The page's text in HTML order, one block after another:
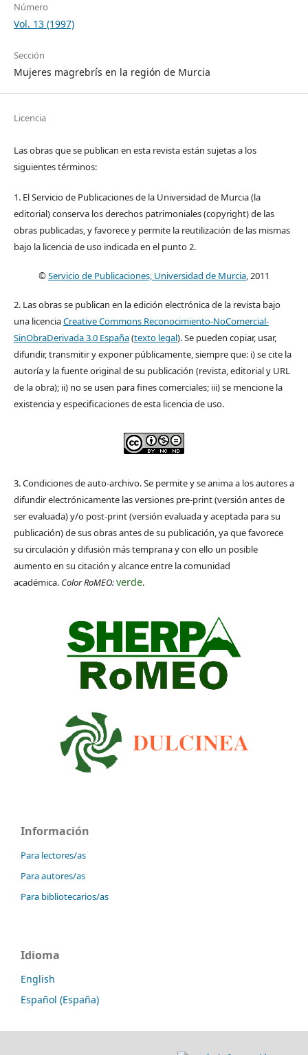
Número
Vol. 13 (1997)
Sección
Mujeres magrebrís en la región de Murcia
Licencia
Las obras que se publican en esta revista están sujetas a los
siguientes términos:
1. El Servicio de Publicaciones de la Universidad de Murcia (la
editorial) conserva los derechos patrimoniales (copyright) de las
obras publicadas, y favorece y permite la reutilización de las mismas
bajo la licencia de uso indicada en el punto 2.
©Servicio de Publicaciones, Universidad de Murcia, 2011
2. Las obras se publican en la edición electrónica de la revista bajo
una licenciaCreative Commons Reconocimiento-NoComercial-
SinObraDerivada 3.0 España(texto legal). Se pueden copiar, usar,
difundir, transmitir y exponer públicamente, siempre que: i) se cite la
autoría y la fuente original de su publicación (revista, editorial y URL
de la obra); ii) no se usen para fines comerciales; iii) se mencione la
existencia y especificaciones de esta licencia de uso.
3. Condiciones de auto-archivo. Se permite y se anima a los autores a
difundir electrónicamente las versiones pre-print (versión antes de
ser evaluada) y/o post-print (versión evaluada y aceptada para su
publicación) de sus obras antes de su publicación, ya que favorece
su circulación y difusión más temprana y con ello un posible
aumento en su citación y alcance entre la comunidad
académica. Color RoMEO:verde.
Información
Para lectores/as
Para autores/as
Para bibliotecarios/as
Idioma
English
Español (España)